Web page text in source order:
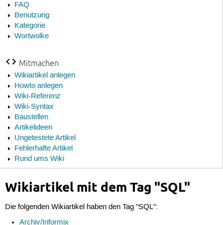
FAQ
Benutzung
Kategorie
Wortwolke
Mitmachen
Wikiartikel anlegen
Howto anlegen
Wiki-Referenz
Wiki-Syntax
Baustellen
Artikelideen
Ungetestete Artikel
Fehlerhafte Artikel
Rund ums Wiki
Wikiartikel mit dem Tag "SQL"
Die folgenden Wikiartikel haben den Tag "SQL":
Archiv/Informix